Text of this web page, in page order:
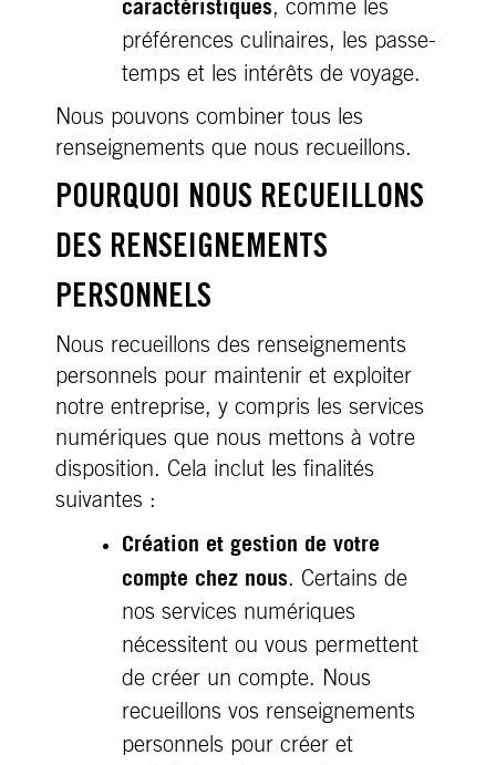
caractéristiques, comme les
préférences culinaires, les passe-
temps et les intérêts de voyage.
Nous pouvons combiner tous les
renseignements que nous recueillons.
POURQUOI NOUS RECUEILLONS
DES RENSEIGNEMENTS
PERSONNELS
Nous recueillons des renseignements
personnels pour maintenir et exploiter
notre entreprise, y compris les services
numériques que nous mettons à votre
disposition. Cela inclut les finalités
suivantes :
Création et gestion de votre
compte chez nous. Certains de
nos services numériques
nécessitent ou vous permettent
de créer un compte. Nous
recueillons vos renseignements
personnels pour créer et